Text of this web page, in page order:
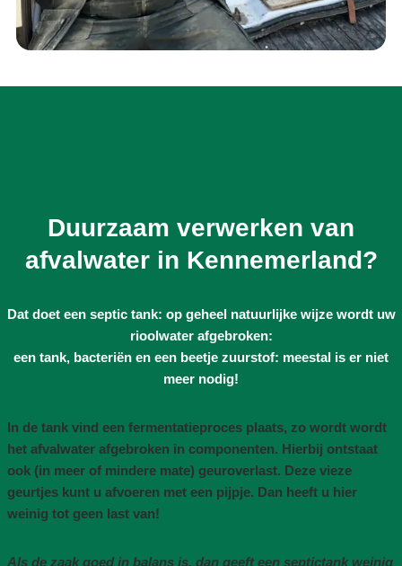
Duurzaam verwerken van
afvalwater in Kennemerland?
Dat doet een septic tank: op geheel natuurlijke wijze wordt uw
rioolwater afgebroken:
een tank, bacteriën en een beetje zuurstof: meestal is er niet
meer nodig!
In de tank vind een fermentatieproces plaats, zo wordt wordt
het afvalwater afgebroken in componenten. Hierbij ontstaat
ook (in meer of mindere mate) geuroverlast. Deze vieze
geurtjes kunt u afvoeren met een pijpje. Dan heeft u hier
weinig tot geen last van!
Als de zaak goed in balans is, dan geeft een septictank weinig